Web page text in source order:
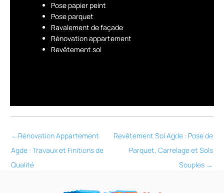
Pose papier peint
Pose parquet
Ravalement de façade
Rénovation appartement
Revêtement sol
←Rénovation Appartement
Agde : Travaux et Finitions de
Qualité
Revêtement Sol Agde : Pose de
Parquet, Carrelage et Sols
Souples →